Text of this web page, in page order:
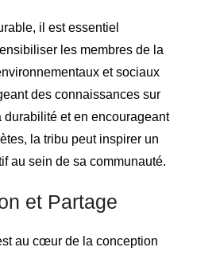
il est essentiel
les membres de la
et sociaux
des connaissances sur
durabilité et en encourageant
la tribu peut inspirer un
au sein de sa communauté.
et Partage
au cœur de la conception